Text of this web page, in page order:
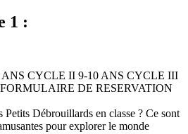
1 :
ANS CYCLE II 9-10 ANS CYCLE III
FORMULAIRE DE RESERVATION
Débrouillards en classe ? Ce sont
pour explorer le monde